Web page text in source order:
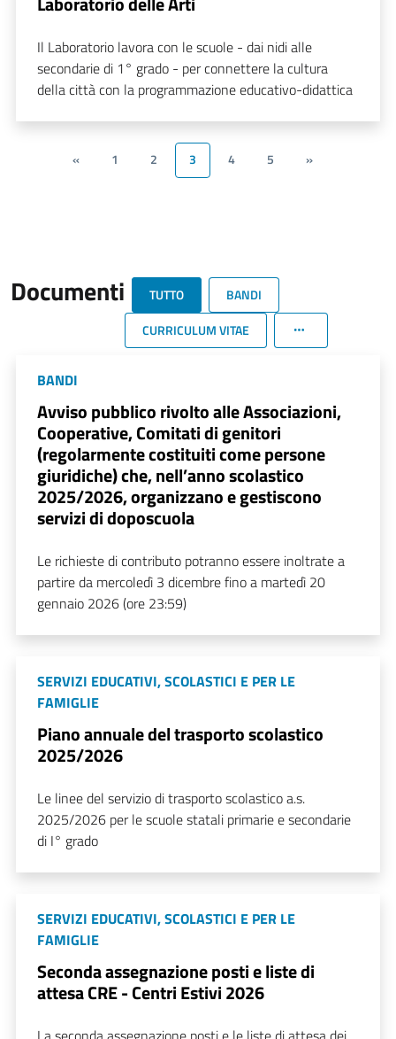
Il Laboratorio lavora con le scuole - dai nidi alle
secondarie di 1° grado - per connettere la cultura
della città con la programmazione educativo-didattica
« 1 2 3 4 5 »
Documenti TUTTO
BANDI
CURRICULUM VITAE
BANDI
Avviso pubblico rivolto alle Associazioni,
Cooperative, Comitati di genitori
(regolarmente costituiti come persone
giuridiche) che, nell’anno scolastico
2025/2026, organizzano e gestiscono
servizi di doposcuola
Le richieste di contributo potranno essere inoltrate a
partire da mercoledì 3 dicembre fino a martedì 20
gennaio 2026 (ore 23:59)
SERVIZI EDUCATIVI, SCOLASTICI E PER LE
FAMIGLIE
Piano annuale del trasporto scolastico
2025/2026
Le linee del servizio di trasporto scolastico a.s.
2025/2026 per le scuole statali primarie e secondarie
di I° grado
SERVIZI EDUCATIVI, SCOLASTICI E PER LE
FAMIGLIE
Seconda assegnazione posti e liste di
attesa CRE - Centri Estivi 2026